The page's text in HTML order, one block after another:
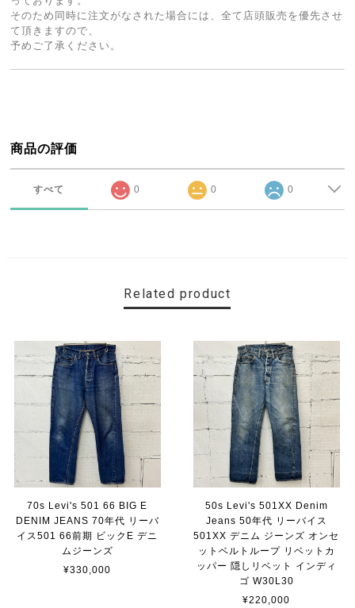
そのため同時に注文がなされた場合には、全て店頭販売を優先させ
て頂きますので、
予めご了承ください。
商品の評価
すべて 0 0 0
Related product
70s Levi's 501 66 BIG E
DENIM JEANS 70年代 リーバ
イス501 66前期 ビックE デニ
ムジーンズ
¥330,000
50s Levi's 501XX Denim
Jeans 50年代 リーバイス
501XX デニム ジーンズ オンセ
ットベルトループ リベットカ
ッパー 隠しリベット インディ
ゴ W30L30
¥220,000